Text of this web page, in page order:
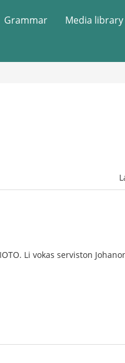
Grammar Media library
Li vokas serviston